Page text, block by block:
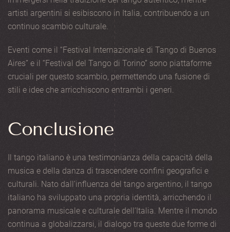
artisti argentini si esibiscono in Italia, contribuendo a un
continuo scambio culturale.
Eventi come il “Festival Internazionale di Tango di Buenos
Aires” e il “Festival del Tango di Torino” sono piattaforme
cruciali per questo scambio, permettendo una fusione di
stili e idee che arricchiscono entrambi i generi.
Conclusione
Il tango italiano è una testimonianza della capacità della
musica e della danza di trascendere confini geografici e
culturali. Nato dall’influenza del tango argentino, il tango
italiano ha sviluppato una propria identità, arricchendo il
panorama musicale e culturale dell’Italia. Mentre il mondo
continua a globalizzarsi, il dialogo tra queste due forme di